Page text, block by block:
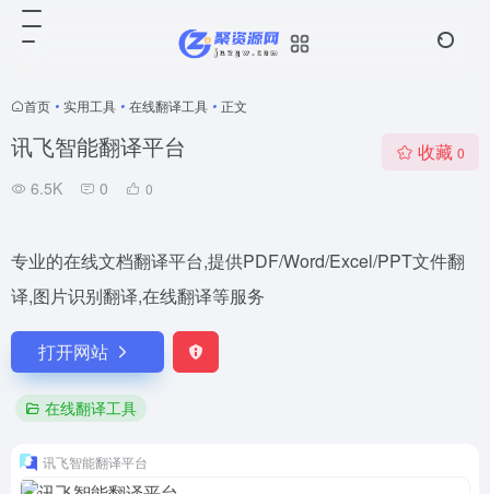
首页 • 实用工具 • 在线翻译工具 • 正文
讯飞智能翻译平台
6.5K 0 0
收藏 0
专业的在线文档翻译平台,提供PDF/Word/Excel/PPT文件翻
译,图片识别翻译,在线翻译等服务
打开网站
在线翻译工具
讯飞智能翻译平台